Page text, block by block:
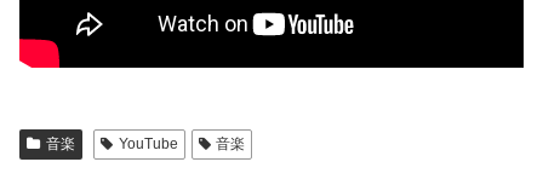
音楽 YouTube 音楽